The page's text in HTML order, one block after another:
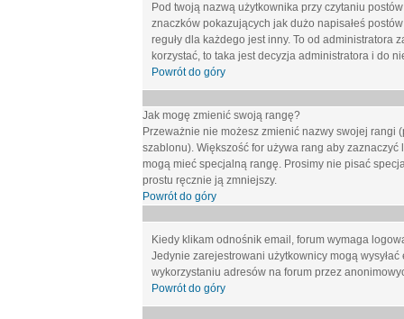
Pod twoją nazwą użytkownika przy czytaniu
znaczków pokazujących jak dużo napisałeś
reguły dla każdego jest inny. To od administratora
korzystać, to taka jest decyzja administratora i do
Powrót do góry
Jak mogę zmienić swoją rangę?
Przeważnie nie możesz zmienić nazwy swojej
szablonu). Większość for używa rang aby
mogą mieć specjalną rangę. Prosimy nie pisać
prostu ręcznie ją zmniejszy.
Powrót do góry
Kiedy klikam odnośnik email, forum wymaga
Jedynie zarejestrowani użytkownicy mogą
wykorzystaniu adresów na forum przez
Powrót do góry